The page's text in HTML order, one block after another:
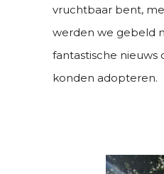
vruchtbaar bent,
werden we gebeld
fantastische nieuws
konden adopteren.